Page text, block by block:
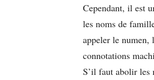
Cependant, il est
les noms de
appeler le numen,
connotations
S’il faut abolir les